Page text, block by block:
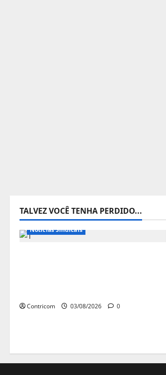
TALVEZ VOCÊ TENHA PERDIDO...
Destaques
Notícias de Entidades
Notícias Sindicais
Contricom 03/08/2026 0